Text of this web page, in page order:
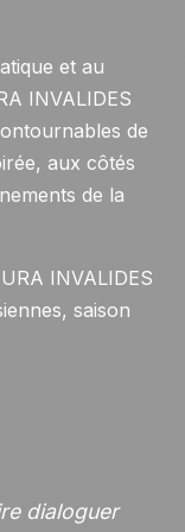
et au
INVALIDES
de
aux côtés
de la
INVALIDES
saison
dialoguer